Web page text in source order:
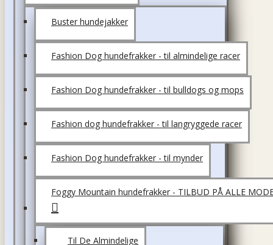
Buster hundejakker
Fashion Dog hundefrakker - til almindelige racer
Fashion Dog hundefrakker - til bulldogs og mops
Fashion dog hundefrakker - til langryggede racer
Fashion Dog hundefrakker - til mynder
Foggy Mountain hundefrakker - TILBUD PÅ ALLE
Til De Almindelige